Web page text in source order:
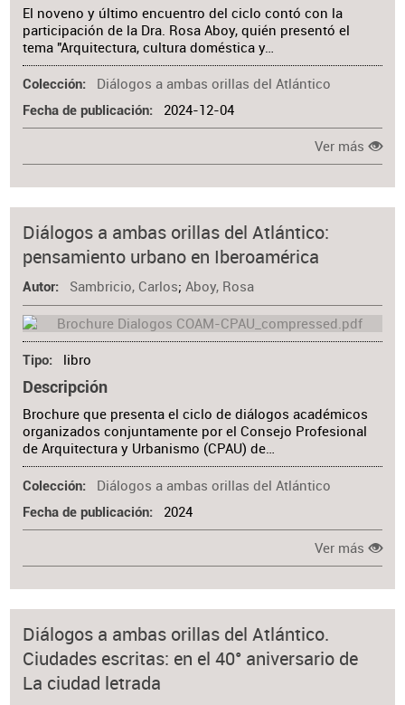
El noveno y último encuentro del ciclo contó con la
participación de la Dra. Rosa Aboy, quién presentó el
tema "Arquitectura, cultura doméstica y…
Colección Diálogos a ambas orillas del Atlántico
Fecha de publicación 2024-12-04
Ver más
Diálogos a ambas orillas del Atlántico:
pensamiento urbano en Iberoamérica
Autor Sambricio, Carlos; Aboy, Rosa
Tipo libro
Descripción
Brochure que presenta el ciclo de diálogos académicos
organizados conjuntamente por el Consejo Profesional
de Arquitectura y Urbanismo (CPAU) de…
Colección Diálogos a ambas orillas del Atlántico
Fecha de publicación 2024
Ver más
Diálogos a ambas orillas del Atlántico.
Ciudades escritas: en el 40° aniversario de
La ciudad letrada